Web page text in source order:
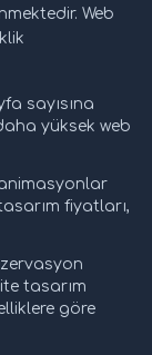
Web
sayısına
yüksek web
fiyatları,
tasarım
göre